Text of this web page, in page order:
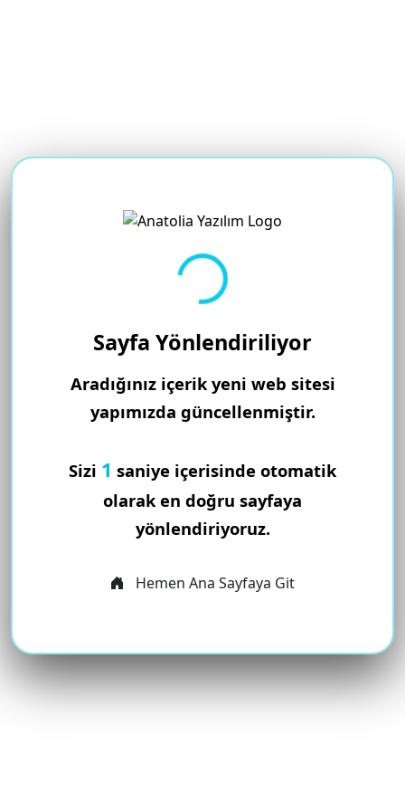
Yükleniyor...
Sayfa Yönlendiriliyor
Aradığınız içerik yeni web sitesi
yapımızda güncellenmiştir.
Sizi 1 saniye içerisinde otomatik
olarak en doğru sayfaya
yönlendiriyoruz.
Hemen Ana Sayfaya Git